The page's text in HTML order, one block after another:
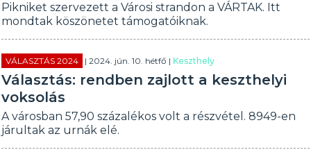
Pikniket szervezett a Városi strandon a VÁRTAK. Itt
mondtak köszönetet támogatóiknak.
VÁLASZTÁS 2024 | 2024. jún. 10. hétfő |Keszthely
Választás: rendben zajlott a keszthelyi
voksolás
A városban 57,90 százalékos volt a részvétel. 8949-en
járultak az urnák elé.